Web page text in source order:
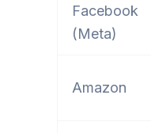
Facebook
(Meta)
Amazon